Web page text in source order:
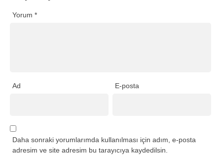
Yorum *
Ad E-posta
Daha sonraki yorumlarımda kullanılması için adım, e-posta
adresim ve site adresim bu tarayıcıya kaydedilsin.